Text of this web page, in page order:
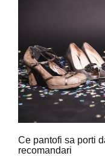
Ce pantofi sa porti
recomandari